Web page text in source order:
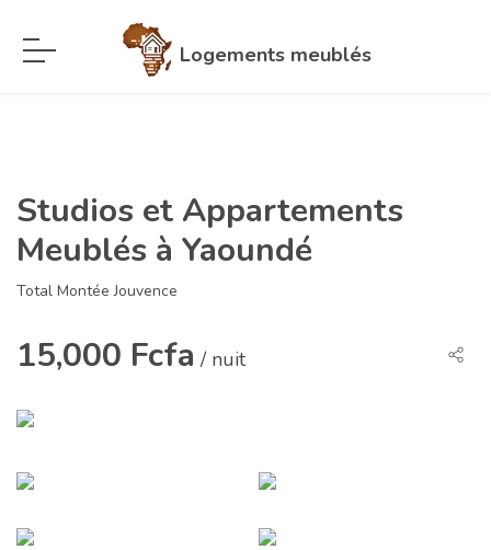
Logements meublés
Studios et Appartements
Meublés à Yaoundé
Total Montée Jouvence
15,000 Fcfa / nuit